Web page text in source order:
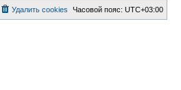
Часовой пояс: UTC+03:00
Удалить cookies